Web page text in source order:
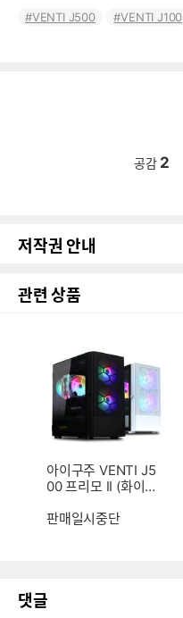
VENTI J500 VENTI J100
공감 2
저작권 안내
관련 상품
아이구주 VENTI J5
00 프리모 II (화이
판매일시중단
댓글